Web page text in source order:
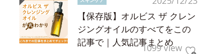
【保存版】オルビス ザ クレン
ジングオイルのすべてをこの
記事で｜人気記事まとめ
1099 view